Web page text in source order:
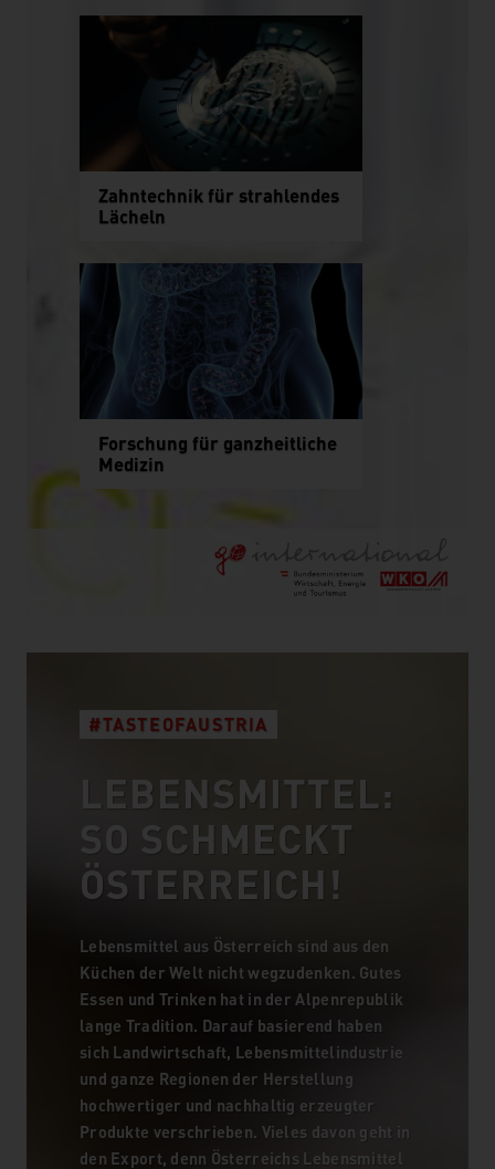
Zahntechnik für strahlendes
Lächeln
Forschung für ganzheitliche
Medizin
LEBENSMITTEL:
SO SCHMECKT
ÖSTERREICH!
#TASTEOFAUSTRIA
Lebensmittel aus Österreich sind aus den
Küchen der Welt nicht wegzudenken. Gutes
Essen und Trinken hat in der Alpenrepublik
lange Tradition. Darauf basierend haben
sich Landwirtschaft, Lebensmittelindustrie
und ganze Regionen der Herstellung
hochwertiger und nachhaltig erzeugter
Produkte verschrieben. Vieles davon geht in
den Export, denn Österreichs Lebensmittel